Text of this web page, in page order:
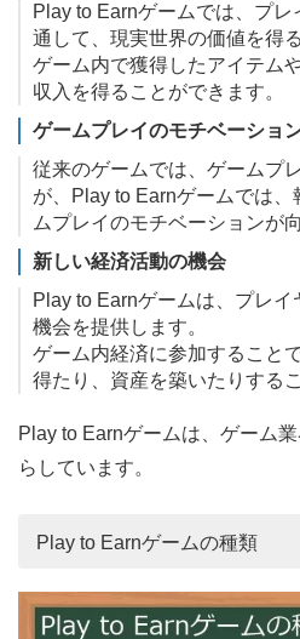
Play to Earnゲームでは、プ
通して、現実世界の価値を得
ゲーム内で獲得したアイテム
収入を得ることができます。
ゲームプレイのモチベーショ
従来のゲームでは、ゲームプ
が、Play to Earnゲームでは
ムプレイのモチベーションが
新しい経済活動の機会
Play to Earnゲームは、プレ
機会を提供します。
ゲーム内経済に参加すること
得たり、資産を築いたりする
Play to Earnゲームは、ゲーム
らしています。
Play to Earnゲームの種類